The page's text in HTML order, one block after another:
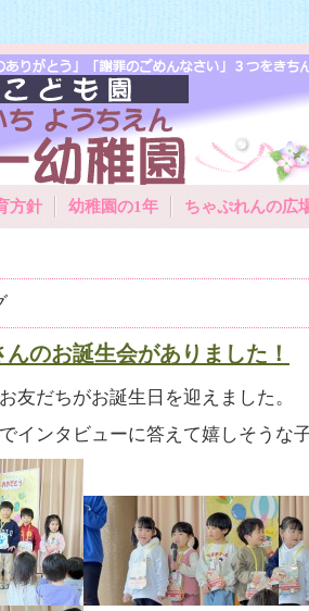
方針 幼稚園の1年 ちゃぷれんの広
のお誕生会がありました！
友だちがお誕生日を迎えました。
インタビューに答えて嬉しそうな